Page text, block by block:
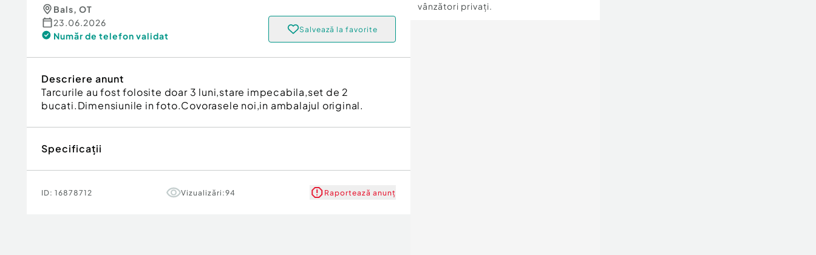
Bals, OT
23.06.2026
Număr de telefon validat
Salvează la favorite
Descriere anunt
Tarcurile au fost folosite doar 3 luni,stare impecabila,set de 2
bucati.Dimensiunile in foto.Covorasele noi,in ambalajul original.
Specificații
ID: 16878712 Vizualizări:94 Raportează anunț
vânzători privați.